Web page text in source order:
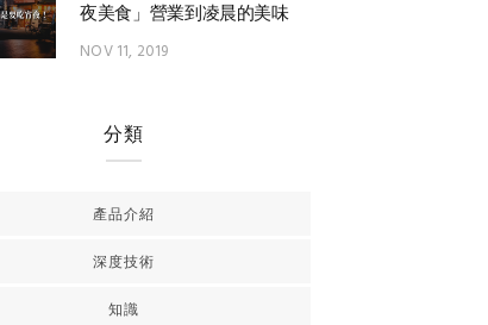
夜美食」營業到凌晨的美味
NOV 11, 2019
分類
產品介紹
深度技術
知識